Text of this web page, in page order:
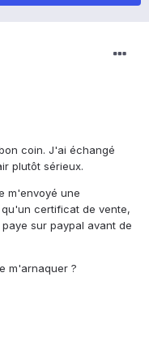
coin. J'ai échangé
plutôt sérieux.
m'envoyé une
certificat de vente,
sur paypal avant de
m'arnaquer ?